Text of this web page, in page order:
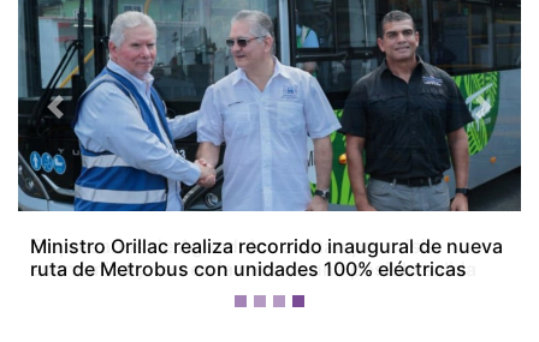
Empresarios de Aguadulce alertan por crisis
económica y ven en la minería una posible salida
Previous Next